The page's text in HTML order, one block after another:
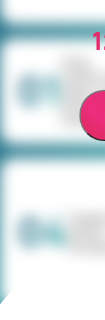
01 ядра и
позиций
04